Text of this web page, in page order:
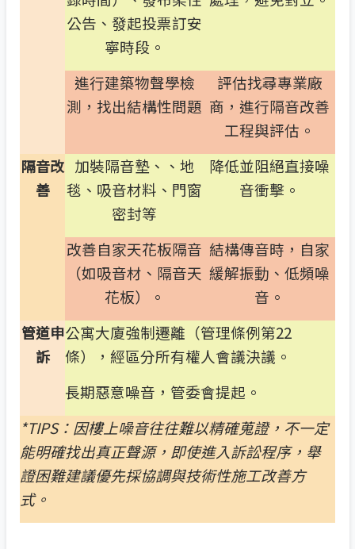
公告、發起投票訂安
寧時段。
進行建築物聲學檢
測，找出結構性問題
評估找尋專業廠
商，進行隔音改善
工程與評估。
隔音改
善
加裝隔音墊、、地
毯、吸音材料、門窗
密封等
降低並阻絕直接噪
音衝擊。
改善自家天花板隔音
（如吸音材、隔音天
花板）。
結構傳音時，自家
緩解振動、低頻噪
音。
管道申
訴
公寓大廈強制遷離（管理條例第22
條），經區分所有權人會議決議。
長期惡意噪音，管委會提起。
*TIPS：因樓上噪音往往難以精確蒐證，不一定
能明確找出真正聲源，即使進入訴訟程序，舉
證困難建議優先採協調與技術性施工改善方
式。